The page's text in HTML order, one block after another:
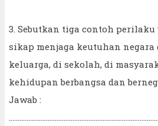
3. Sebutkan tiga contoh
sikap menjaga keutuhan
keluarga, di sekolah, di
kehidupan berbangsa dan
Jawab :